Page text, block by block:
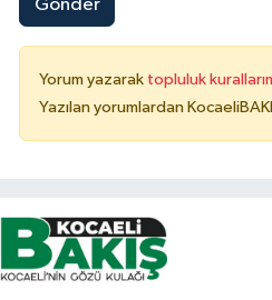
Gönder
Yorum yazarak topluluk
Yazılan yorumlardan